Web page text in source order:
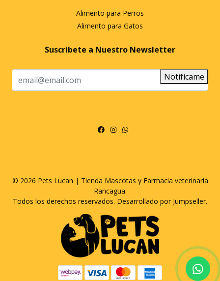
Alimento para Perros
Alimento para Gatos
Suscríbete a Nuestro Newsletter
Notifícame
© 2026 Pets Lucan | Tienda Mascotas y Farmacia veterinaria
Rancagua.
Todos los derechos reservados. Desarrollado por Jumpseller.